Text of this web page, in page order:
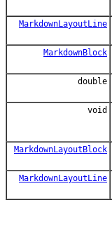
MarkdownLayoutLine
MarkdownBlock
double
void
MarkdownLayoutBlock
MarkdownLayoutLine